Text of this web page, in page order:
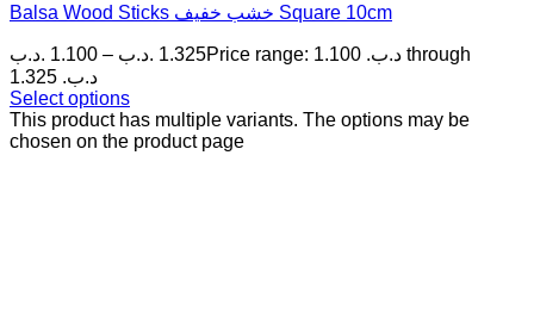
Balsa Wood Sticks خشب خفيف Square 10cm
1.100 .د.ب – 1.325 .د.ب
Price range: 1.100 .د.ب through
1.325 .د.ب
Select options
This product has multiple variants. The options may be
chosen on the product page